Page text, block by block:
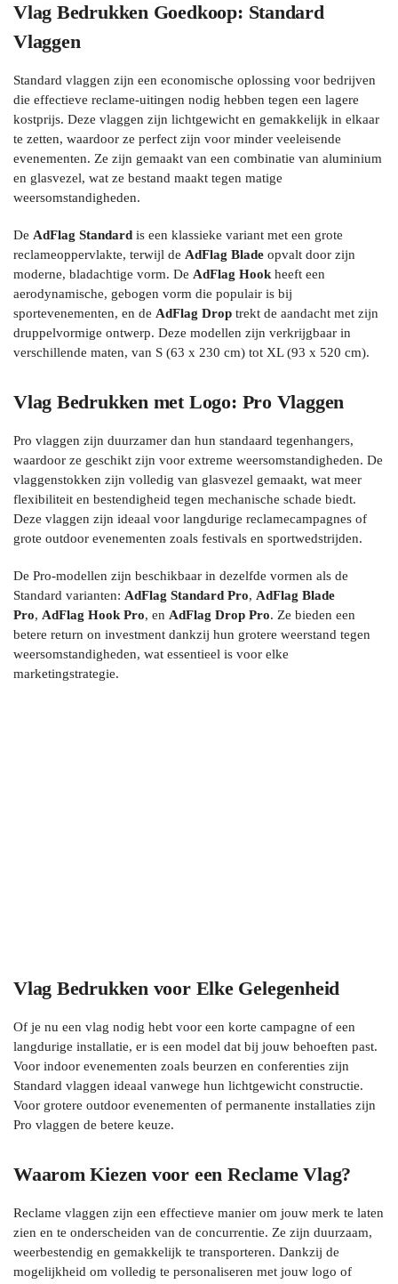
Vlag Bedrukken Goedkoop: Standard
Vlaggen
Standard vlaggen zijn een economische oplossing voor bedrijven
die effectieve reclame-uitingen nodig hebben tegen een lagere
kostprijs. Deze vlaggen zijn lichtgewicht en gemakkelijk in elkaar
te zetten, waardoor ze perfect zijn voor minder veeleisende
evenementen. Ze zijn gemaakt van een combinatie van aluminium
en glasvezel, wat ze bestand maakt tegen matige
weersomstandigheden.
De AdFlag Standard is een klassieke variant met een grote
reclameoppervlakte, terwijl de AdFlag Blade opvalt door zijn
moderne, bladachtige vorm. De AdFlag Hook heeft een
aerodynamische, gebogen vorm die populair is bij
sportevenementen, en de AdFlag Drop trekt de aandacht met zijn
druppelvormige ontwerp. Deze modellen zijn verkrijgbaar in
verschillende maten, van S (63 x 230 cm) tot XL (93 x 520 cm).
Vlag Bedrukken met Logo: Pro Vlaggen
Pro vlaggen zijn duurzamer dan hun standaard tegenhangers,
waardoor ze geschikt zijn voor extreme weersomstandigheden. De
vlaggenstokken zijn volledig van glasvezel gemaakt, wat meer
flexibiliteit en bestendigheid tegen mechanische schade biedt.
Deze vlaggen zijn ideaal voor langdurige reclamecampagnes of
grote outdoor evenementen zoals festivals en sportwedstrijden.
De Pro-modellen zijn beschikbaar in dezelfde vormen als de
Standard varianten: AdFlag Standard Pro, AdFlag Blade
Pro, AdFlag Hook Pro, en AdFlag Drop Pro. Ze bieden een
betere return on investment dankzij hun grotere weerstand tegen
weersomstandigheden, wat essentieel is voor elke
marketingstrategie.
Vlag Bedrukken voor Elke Gelegenheid
Of je nu een vlag nodig hebt voor een korte campagne of een
langdurige installatie, er is een model dat bij jouw behoeften past.
Voor indoor evenementen zoals beurzen en conferenties zijn
Standard vlaggen ideaal vanwege hun lichtgewicht constructie.
Voor grotere outdoor evenementen of permanente installaties zijn
Pro vlaggen de betere keuze.
Waarom Kiezen voor een Reclame Vlag?
Reclame vlaggen zijn een effectieve manier om jouw merk te laten
zien en te onderscheiden van de concurrentie. Ze zijn duurzaam,
weerbestendig en gemakkelijk te transporteren. Dankzij de
mogelijkheid om volledig te personaliseren met jouw logo of